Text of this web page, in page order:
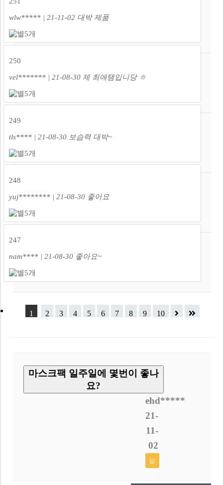
wlw***** | 21-11-02 대박 제품
250
vel******* | 21-08-30 제 최애탬입니당 ㅎ
249
tls**** | 21-08-30 보습력 대박~
248
yuj******** | 21-08-30 좋아요
247
nam**** | 21-08-30 좋아요~
1 2 3 4 5 6 7 8 9 10
마스크팩 일주일에 몇번이 좋나
요?
ehd*****
21-
11-
02
답